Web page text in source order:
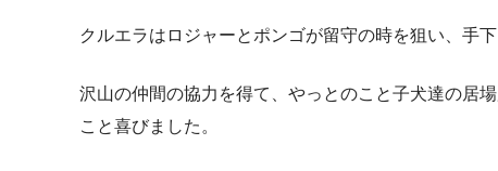
クルエラはロジャーとポンゴが留守の時を狙い、手
沢山の仲間の協力を得て、やっとのこと子犬達の居
こと喜びました。